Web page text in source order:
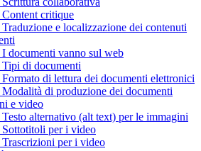
critique
e localizzazione dei contenuti
documenti vanno sul web
di documenti
di lettura dei documenti elettronici
di produzione dei documenti
e video
alternativo (alt text) per le immagini
Sottotitoli per i video
per i video